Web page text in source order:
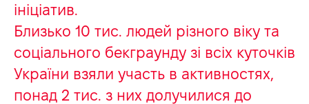
ініціатив.
Близько 10 тис. людей різного віку та
соціального бекграунду зі всіх куточків
України взяли участь в активностях,
понад 2 тис. з них долучилися до